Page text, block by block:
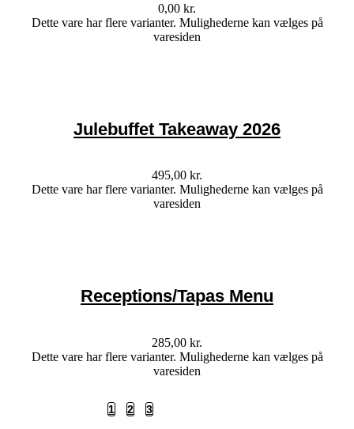
0,00 kr.
Dette vare har flere varianter. Mulighederne kan vælges på
varesiden
Julebuffet Takeaway 2026
495,00 kr.
Dette vare har flere varianter. Mulighederne kan vælges på
varesiden
Receptions/Tapas Menu
285,00 kr.
Dette vare har flere varianter. Mulighederne kan vælges på
varesiden
1 2 3